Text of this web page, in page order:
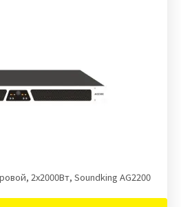
2х2000Вт, Soundking AG2200